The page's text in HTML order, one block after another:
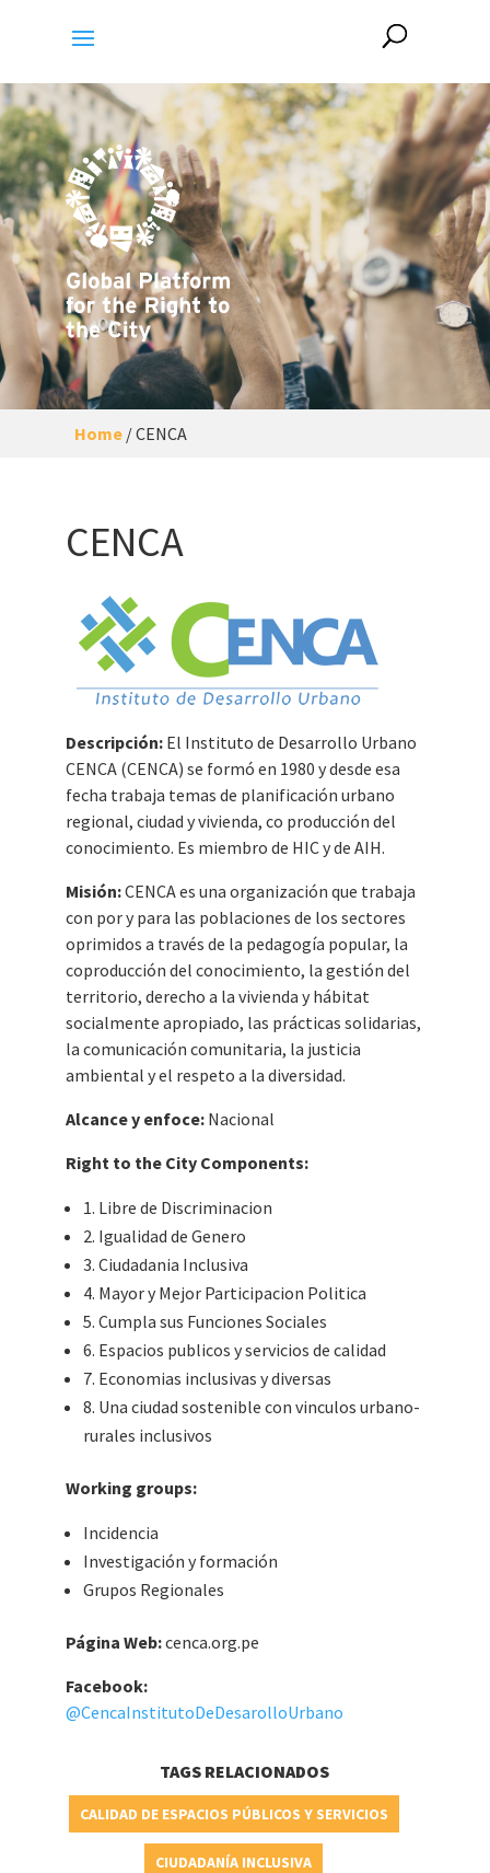
Home/CENCA
CENCA
Descripción: El Instituto de Desarrollo Urbano
CENCA (CENCA) se formó en 1980 y desde esa
fecha trabaja temas de planificación urbano
regional, ciudad y vivienda, co producción del
conocimiento. Es miembro de HIC y de AIH.
Misión:CENCA es una organización que trabaja
con por y para las poblaciones de los sectores
oprimidos a través de la pedagogía popular, la
coproducción del conocimiento, la gestión del
territorio, derecho a la vivienda y hábitat
socialmente apropiado, las prácticas solidarias,
la comunicación comunitaria, la justicia
ambiental y el respeto a la diversidad.
Alcance y enfoce: Nacional
Right to the City Components:
1. Libre de Discriminacion
2. Igualidad de Genero
3. Ciudadania Inclusiva
4. Mayor y Mejor Participacion Politica
5. Cumpla sus Funciones Sociales
6. Espacios publicos y servicios de calidad
7. Economias inclusivas y diversas
8. Una ciudad sostenible con vinculos urbano-
rurales inclusivos
Working groups:
Incidencia
Investigación y formación
Grupos Regionales
Página Web:cenca.org.pe
Facebook:
@CencaInstitutoDeDesarolloUrbano
TAGS RELACIONADOS
CALIDAD DE ESPACIOS PÚBLICOS Y SERVICIOS
CIUDADANÍA INCLUSIVA